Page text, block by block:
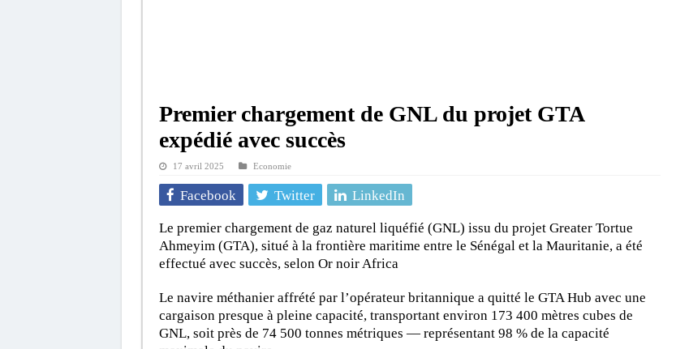
Premier chargement de GNL du projet GTA
expédié avec succès
17 avril 2025 Economie
Facebook Twitter LinkedIn
Le premier chargement de gaz naturel liquéfié (GNL) issu du projet Greater Tortue
Ahmeyim (GTA), situé à la frontière maritime entre le Sénégal et la Mauritanie, a été
effectué avec succès, selon Or noir Africa
Le navire méthanier affrété par l’opérateur britannique a quitté le GTA Hub avec une
cargaison presque à pleine capacité, transportant environ 173 400 mètres cubes de
GNL, soit près de 74 500 tonnes métriques — représentant 98 % de la capacité